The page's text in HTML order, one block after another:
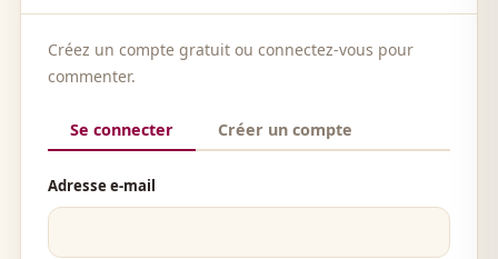
Créez un compte gratuit ou connectez-vous pour
commenter.
Se connecter Créer un compte
Adresse e-mail